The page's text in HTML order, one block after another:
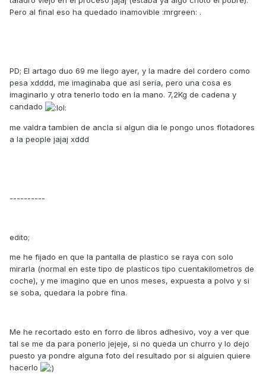
Pero al final eso ha quedado inamovible :mrgreen: .
PD; El artago duo 69 me llego ayer, y la madre del cordero como
pesa xdddd, me imaginaba que asi seria, pero una cosa es
imaginarlo y otra tenerlo todo en la mano. 7,2Kg de cadena y
candado
me valdra tambien de ancla si algun dia le pongo unos flotadores
a la people jajaj xddd
----------
edito;
me he fijado en que la pantalla de plastico se raya con solo
mirarla (normal en este tipo de plasticos tipo cuentakilometros de
coche), y me imagino que en unos meses, expuesta a polvo y si
se soba, quedara la pobre fina.
Me he recortado esto en forro de libros adhesivo, voy a ver que
tal se me da para ponerlo jejeje, si no queda un churro y lo dejo
puesto ya pondre alguna foto del resultado por si alguien quiere
hacerlo